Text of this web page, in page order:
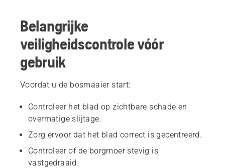
Belangrijke
veiligheidscontrole vóór
gebruik
Voordat u de bosmaaier start:
Controleer het blad op zichtbare schade en
overmatige slijtage.
Zorg ervoor dat het blad correct is gecentreerd.
Controleer of de borgmoer stevig is
vastgedraaid.